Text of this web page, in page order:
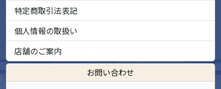
特定商取引法表記
個人情報の取扱い
店舗のご案内
お問い合わせ